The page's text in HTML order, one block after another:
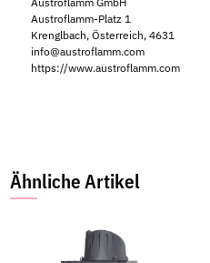
Austroflamm-Platz 1
Krenglbach, Österreich, 4631
info@austroflamm.com
https://www.austroflamm.com
Ähnliche Artikel